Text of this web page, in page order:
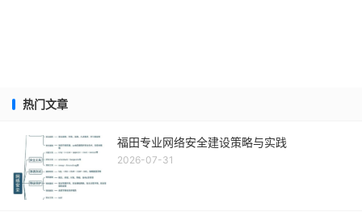
热门文章
福田专业网络安全建设策略与实践
2026-07-31